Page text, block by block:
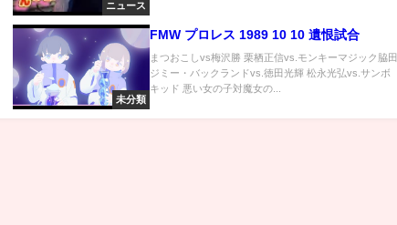
ニュース
未分類
FMW プロレス 1989 10 10 遺恨試合
まつおこしvs梅沢勝 栗栖正信vs.モンキーマジック脇田
ジミー・バックランドvs.徳田光輝 松永光弘vs.サンボ
キッド 悪い女の子対魔女の...